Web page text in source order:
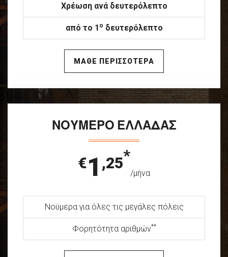
Χρέωση ανά δευτερόλεπτο
από το 1 ο δευτερόλεπτο
ΜΑΘΕ ΠΕΡΙΣΣΟΤΕΡΑ
ΝΟΥΜΕΡΟ ΕΛΛΑΔΑΣ
€1 ,25*
/μήνα
Νούμερα για όλες τις μεγάλες πόλεις
Φορητότητα αριθμών**